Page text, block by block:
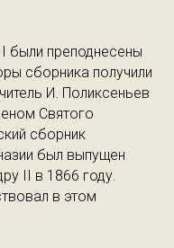
были преподнесены
сборника получили
И. Поликсеньев
Святого
сборник
был выпущен
II в 1866 году.
в этом